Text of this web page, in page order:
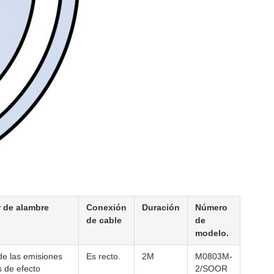
de alambre
Conexión
de cable
Duración
Número
de
modelo.
las emisiones
de efecto
Es recto. 2M
M0803M-
2/SOOR